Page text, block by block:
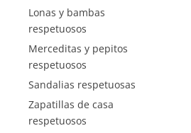
Lonas y bambas
respetuosos
Merceditas y pepitos
respetuosos
Sandalias respetuosas
Zapatillas de casa
respetuosos